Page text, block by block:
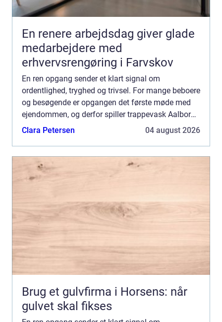
En renere arbejdsdag giver glade
medarbejdere med
erhvervsrengøring i Farvskov
En ren opgang sender et klart signal om
ordentlighed, tryghed og trivsel. For mange beboere
og besøgende er opgangen det første møde med
ejendommen, og derfor spiller trappevask Aalborg
en større rolle, end man måske lige tænker over. I
Clara Petersen 04 august 2026
Brug et gulvfirma i Horsens: når
gulvet skal fikses